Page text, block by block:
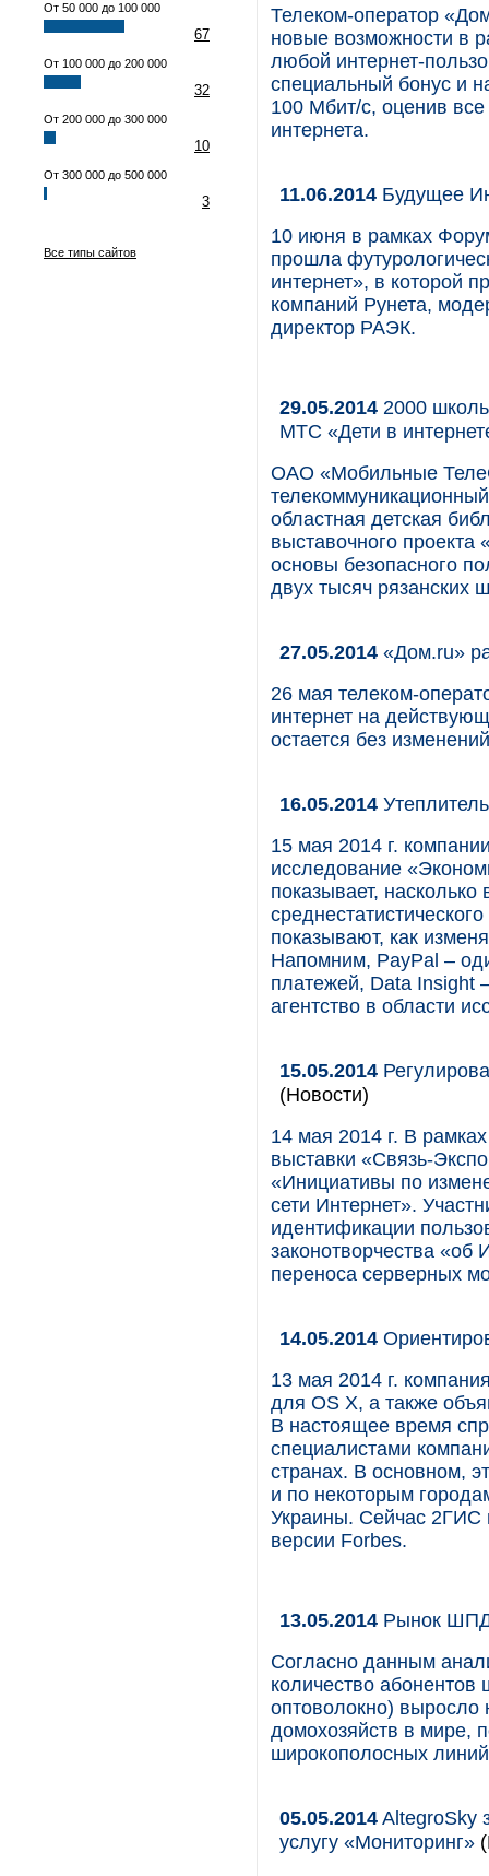
От 50 000 до 100 000
67
От 100 000 до 200 000
32
От 200 000 до 300 000
10
От 300 000 до 500 000
3
Все типы сайтов
Телеком-оператор
новые возможности в
любой интернет-
специальный бонус и
100 Мбит/c, оценив
интернета.
11.06.2014 Будущее
10 июня в рамках
прошла
интернет», в которой
компаний Рунета,
директор РАЭК.
29.05.2014 2000
МТС «Дети в
ОАО «Мобильные
областная детская
выставочного проекта
основы безопасного
двух тысяч рязанских
27.05.2014 «Дом.ru»
26 мая телеком-
интернет на
остается без
16.05.2014
15 мая 2014 г.
исследование
показывает,
показывают, как
Напомним, PayPal –
платежей, Data Insight
агентство в области
15.05.2014
(Новости)
14 мая 2014 г. В
выставки «Связь-
«Инициативы по
сети Интернет».
идентификации
законотворчества «об
переноса серверных
14.05.2014
13 мая 2014 г.
для OS X, а также
В настоящее время
специалистами
странах. В основном,
и по некоторым
Украины. Сейчас 2ГИС
версии Forbes.
13.05.2014 Рынок
Согласно данным
количество абонентов
оптоволокно) выросло
домохозяйств в мире,
широкополосных
05.05.2014AltegroSky
услугу «Мониторинг»